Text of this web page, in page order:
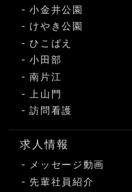
小金井公園
けやき公園
ひこばえ
小田部
南片江
上山門
訪問看護
求人情報
メッセージ動画
先輩社員紹介